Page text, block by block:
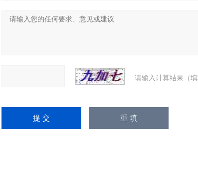
请输入计算结果（